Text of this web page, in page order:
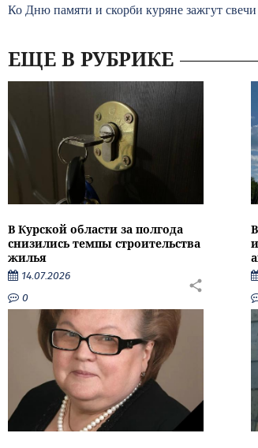
Ко Дню памяти и скорби куряне зажгут
ЕЩЕ В РУБРИКЕ
В Курской области за полгода
снизились темпы строительства
жилья
14.07.2026
0